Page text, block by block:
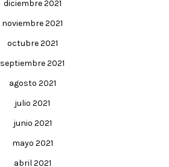
diciembre 2021
noviembre 2021
octubre 2021
septiembre 2021
agosto 2021
julio 2021
junio 2021
mayo 2021
abril 2021